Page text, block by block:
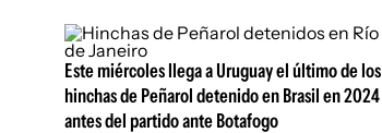
Este miércoles llega a Uruguay el último de los
hinchas de Peñarol detenido en Brasil en 2024
antes del partido ante Botafogo